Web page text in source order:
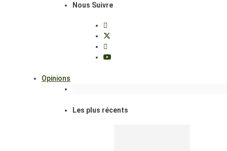
Nous Suivre
Opinions
Les plus récents